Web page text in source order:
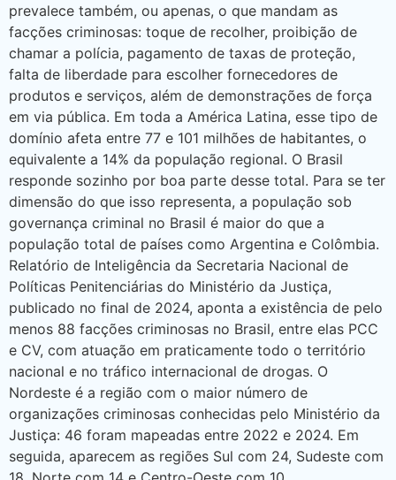
prevalece também, ou apenas, o que mandam as
facções criminosas: toque de recolher, proibição de
chamar a polícia, pagamento de taxas de proteção,
falta de liberdade para escolher fornecedores de
produtos e serviços, além de demonstrações de força
em via pública. Em toda a América Latina, esse tipo de
domínio afeta entre 77 e 101 milhões de habitantes, o
equivalente a 14% da população regional. O Brasil
responde sozinho por boa parte desse total. Para se ter
dimensão do que isso representa, a população sob
governança criminal no Brasil é maior do que a
população total de países como Argentina e Colômbia.
Relatório de Inteligência da Secretaria Nacional de
Políticas Penitenciárias do Ministério da Justiça,
publicado no final de 2024, aponta a existência de pelo
menos 88 facções criminosas no Brasil, entre elas PCC
e CV, com atuação em praticamente todo o território
nacional e no tráfico internacional de drogas. O
Nordeste é a região com o maior número de
organizações criminosas conhecidas pelo Ministério da
Justiça: 46 foram mapeadas entre 2022 e 2024. Em
seguida, aparecem as regiões Sul com 24, Sudeste com